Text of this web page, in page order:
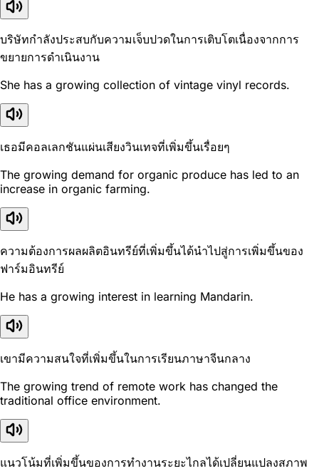
บริษัทกำลังประสบกับความเจ็บปวดในการเติบโตเนื่องจากการ
ขยายการดำเนินงาน
She has a growing collection of vintage vinyl records.
เธอมีคอลเลกชันแผ่นเสียงวินเทจที่เพิ่มขึ้นเรื่อยๆ
The growing demand for organic produce has led to an
increase in organic farming.
ความต้องการผลผลิตอินทรีย์ที่เพิ่มขึ้นได้นำไปสู่การเพิ่มขึ้นของ
ฟาร์มอินทรีย์
He has a growing interest in learning Mandarin.
เขามีความสนใจที่เพิ่มขึ้นในการเรียนภาษาจีนกลาง
The growing trend of remote work has changed the
traditional office environment.
แนวโน้มที่เพิ่มขึ้นของการทำงานระยะไกลได้เปลี่ยนแปลงสภาพ